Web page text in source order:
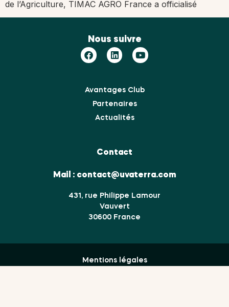
de l’Agriculture, TIMAC AGRO France a officialisé
Nous suivre
Avantages Club
Partenaires
Actualités
Contact
Mail : contact@uvaterra.com
431, rue Philippe Lamour
Vauvert
30600 France
Mentions légales